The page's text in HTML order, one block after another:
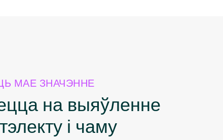
МАЕ ЗНАЧЭННЕ
на выяўленне
і чаму